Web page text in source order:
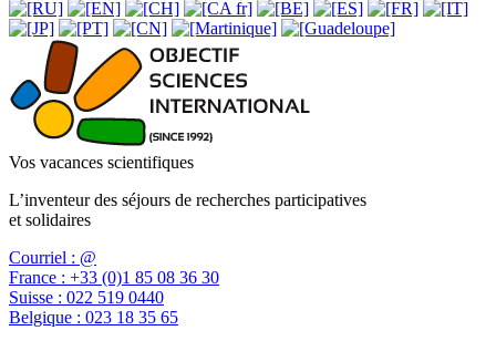
Vos vacances scientifiques
L’inventeur des séjours de recherches participatives
et solidaires
Courriel : @
France : +33 (0)1 85 08 36 30
Suisse : 022 519 0440
Belgique : 023 18 35 65